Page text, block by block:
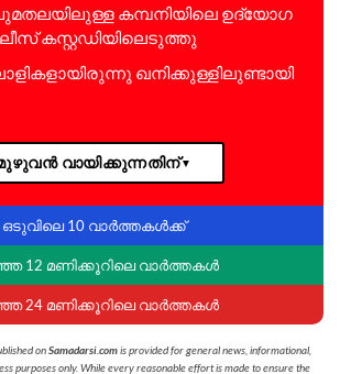
ക​മ്പ​നി​യി​ലെ ഉ​ദ്യോ​ഗ​
ക​സ്റ്റ​ഡി​യി​ലെ​ടു​ത്തു
ഖ​നി​ക്കു​ള്ളി​ലു​ണ്ടാ​യി​
വായിക്കുന്നതിന്▼
ഒടുവിലെ 10 വാർത്തകൾക്ക്
12 മണിക്കൂറിലെ വാർത്തകൾ
24 മണിക്കൂറിലെ വാർത്തകൾ
onSamadarsi.comis provided for general news, informational,
purposes only. While every reasonable effort is made to ensure the